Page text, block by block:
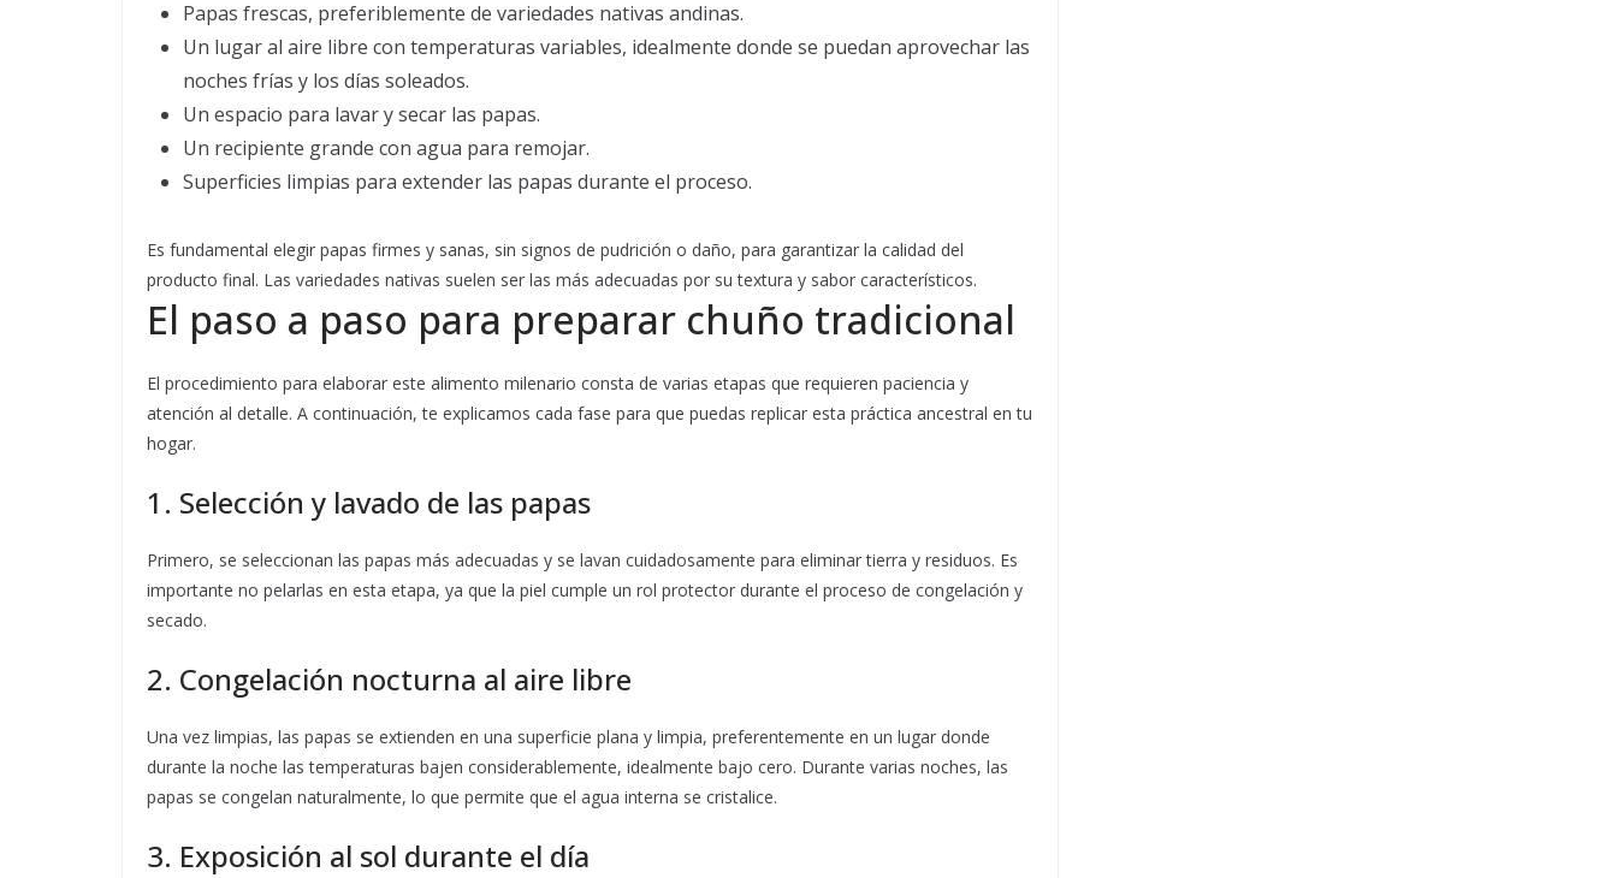
Papas frescas, preferiblemente de variedades nativas andinas.
Un lugar al aire libre con temperaturas variables, idealmente donde se puedan aprovechar las
noches frías y los días soleados.
Un espacio para lavar y secar las papas.
Un recipiente grande con agua para remojar.
Superficies limpias para extender las papas durante el proceso.
Es fundamental elegir papas firmes y sanas, sin signos de pudrición o daño, para garantizar la calidad del
producto final. Las variedades nativas suelen ser las más adecuadas por su textura y sabor característicos.
El paso a paso para preparar chuño tradicional
El procedimiento para elaborar este alimento milenario consta de varias etapas que requieren paciencia y
atención al detalle. A continuación, te explicamos cada fase para que puedas replicar esta práctica ancestral en tu
hogar.
1. Selección y lavado de las papas
Primero, se seleccionan las papas más adecuadas y se lavan cuidadosamente para eliminar tierra y residuos. Es
importante no pelarlas en esta etapa, ya que la piel cumple un rol protector durante el proceso de congelación y
secado.
2. Congelación nocturna al aire libre
Una vez limpias, las papas se extienden en una superficie plana y limpia, preferentemente en un lugar donde
durante la noche las temperaturas bajen considerablemente, idealmente bajo cero. Durante varias noches, las
papas se congelan naturalmente, lo que permite que el agua interna se cristalice.
3. Exposición al sol durante el día